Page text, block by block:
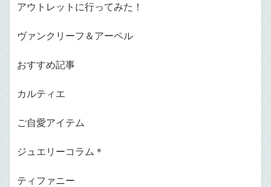
アウトレットに行ってみた！
ヴァンクリーフ＆アーペル
おすすめ記事
カルティエ
ご自愛アイテム
ジュエリーコラム＊
ティファニー